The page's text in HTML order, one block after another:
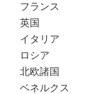
フランス
英国
イタリア
ロシア
北欧諸国
ベネルクス